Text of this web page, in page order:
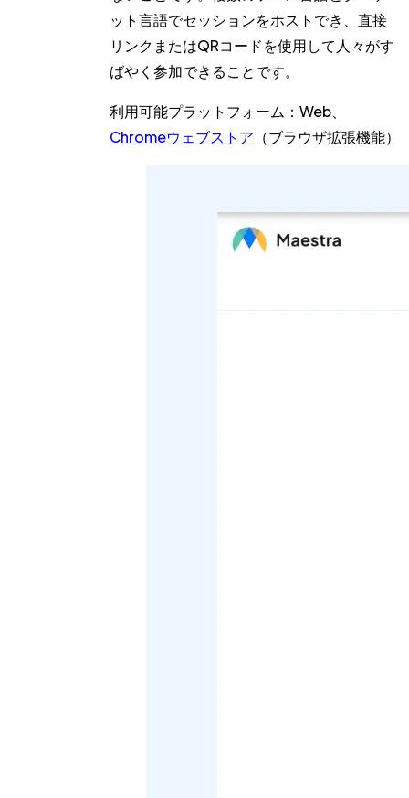
ット言語でセッションをホストでき、直接
リンクまたはQRコードを使用して人々がす
ばやく参加できることです。
利用可能プラットフォーム：Web、
Chromeウェブストア （ブラウザ拡張機能）